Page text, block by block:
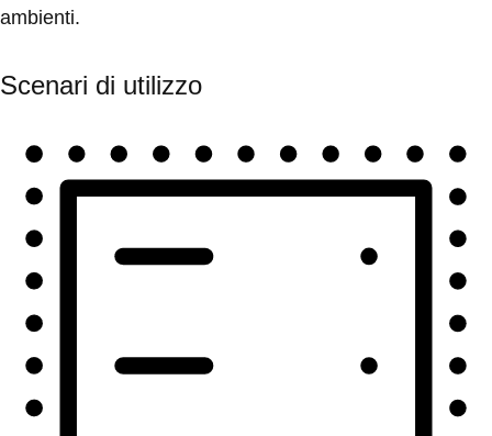
ambienti.
Scenari di utilizzo